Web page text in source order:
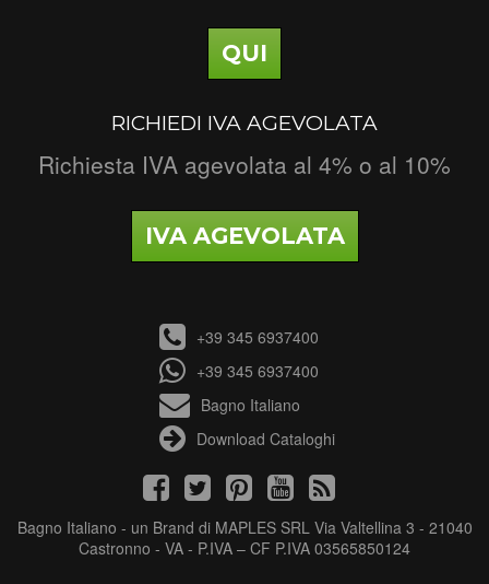
QUI
RICHIEDI IVA AGEVOLATA
Richiesta IVA agevolata al 4% o al 10%
IVA AGEVOLATA
+39 345 6937400
+39 345 6937400
Bagno Italiano
Download Cataloghi
Bagno Italiano - un Brand di MAPLES SRL Via Valtellina 3 - 21040
Castronno - VA - P.IVA – CF P.IVA 03565850124